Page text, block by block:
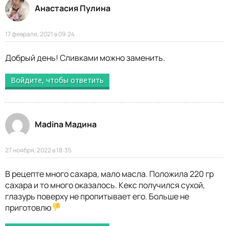
Анастасия Пулина
17 февраля, 2021 в 09:24
Добрый день! Сливками можно заменить.
Войдите, чтобы ответить
Madina Мадина
27 ноября, 2022 в 18:35
В рецепте много сахара, мало масла. Положила 220 гр
сахара и то много оказалось. Кекс получился сухой,
глазурь поверху не пропитывает его. Больше не
приготовлю